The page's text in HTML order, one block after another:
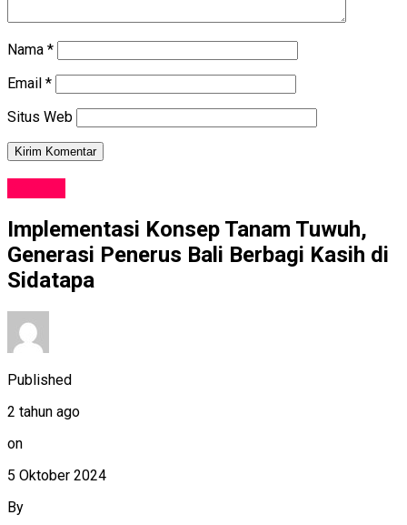
Nama *
Email *
Situs Web
Implementasi Konsep Tanam Tuwuh,
Generasi Penerus Bali Berbagi Kasih di
Sidatapa
Published
2 tahun ago
on
5 Oktober 2024
By